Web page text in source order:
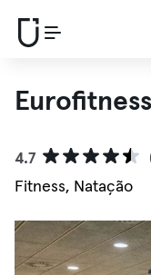
4.7
Fitness, Natação